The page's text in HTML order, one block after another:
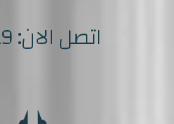
اتصل الان: 0556555519